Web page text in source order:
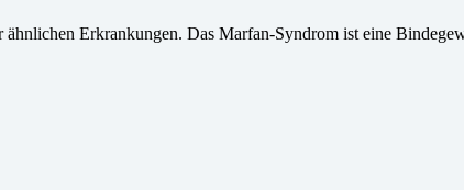
Erkrankungen. Das Marfan-Syndrom ist eine